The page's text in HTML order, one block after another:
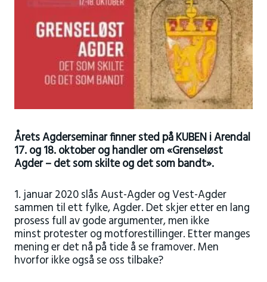
Årets Agderseminar finner sted på KUBEN i Arendal
17. og 18. oktober og handler om «Grenseløst
Agder – det som skilte og det som bandt».
1. januar 2020 slås Aust-Agder og Vest-Agder
sammen til ett fylke, Agder. Det skjer etter en lang
prosess full av gode argumenter, men ikke
minst protester og motforestillinger. Etter manges
mening er det nå på tide å se framover. Men
hvorfor ikke også se oss tilbake?